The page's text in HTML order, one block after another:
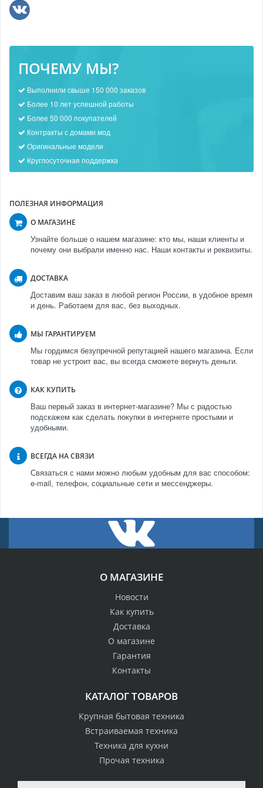
ПОЧЕМУ МЫ?
Выполнили свыше 150 000 заказов
Более 10 лет успешной работы
Более 50 000 покупателей
Контракты с домами мод
Оригинальные модели
Круглосуточная поддержка
ПОЛЕЗНАЯ ИНФОРМАЦИЯ
О МАГАЗИНЕ
Узнайте больше о нашем магазине: кто мы, наши клиенты и
почему они выбрали именно нас. Наши контакты и реквизиты.
ДОСТАВКА
Доставим ваш заказ в любой регион России, в удобное время
и день. Работаем для вас, без выходных.
МЫ ГАРАНТИРУЕМ
Мы гордимся безупречной репутацией нашего магазина. Если
товар не устроит вас, вы всегда сможете вернуть деньги.
КАК КУПИТЬ
Ваш первый заказ в интернет-магазине? Мы с радостью
подскажем как сделать покупки в интернете простыми и
удобными.
ВСЕГДА НА СВЯЗИ
Связаться с нами можно любым удобным для вас способом:
e-mail, телефон, социальные сети и мессенджеры.
О МАГАЗИНЕ
Новости
Как купить
Доставка
О магазине
Гарантия
Контакты
КАТАЛОГ ТОВАРОВ
Крупная бытовая техника
Встраиваемая техника
Техника для кухни
Прочая техника